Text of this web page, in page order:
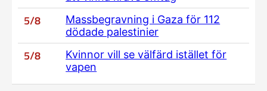
5/8
Massbegravning i Gaza för 112
dödade palestinier
5/8
Kvinnor vill se välfärd istället för
vapen